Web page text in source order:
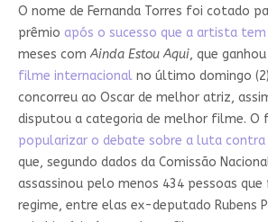
O nome de Fernanda Torres foi cotado
prêmio após o sucesso que a artista
meses comAinda Estou Aqui, que
filme internacional no último domingo
concorreu ao Oscar de melhor atriz,
disputou a categoria de melhor filme. O
popularizar o debate sobre a luta contra
que, segundo dados da Comissão
assassinou pelo menos 434 pessoas
regime, entre elas ex-deputado Rubens